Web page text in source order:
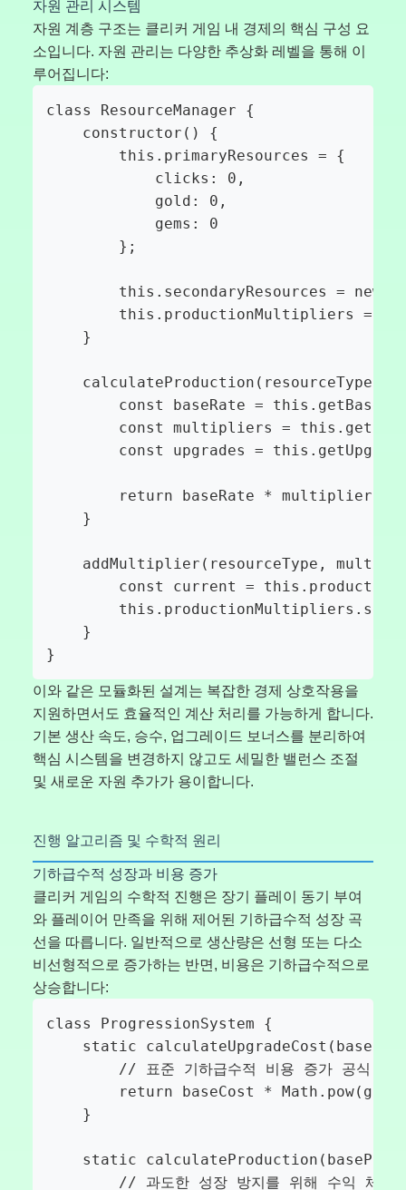
자원 관리 시스템
자원 계층 구조는 클리커 게임 내 경제의 핵심 구성 요
소입니다. 자원 관리는 다양한 추상화 레벨을 통해 이
루어집니다:
class ResourceManager {
    constructor() {
        this.primaryResources = {
            clicks: 0,
            gold: 0,
            gems: 0
        };
this.secondaryResources = new
this.productionMultipliers =
    }
    calculateProduction(resourceType) {
const baseRate =
const multipliers =
const upgrades =
return baseRate * multipliers *
    }
addMultiplier(resourceType,
const current =
    }
}
이와 같은 모듈화된 설계는 복잡한 경제 상호작용을
지원하면서도 효율적인 계산 처리를 가능하게 합니다.
기본 생산 속도, 승수, 업그레이드 보너스를 분리하여
핵심 시스템을 변경하지 않고도 세밀한 밸런스 조절
및 새로운 자원 추가가 용이합니다.
진행 알고리즘 및 수학적 원리
기하급수적 성장과 비용 증가
클리커 게임의 수학적 진행은 장기 플레이 동기 부여
와 플레이어 만족을 위해 제어된 기하급수적 성장 곡
선을 따릅니다. 일반적으로 생산량은 선형 또는 다소
비선형적으로 증가하는 반면, 비용은 기하급수적으로
상승합니다:
class ProgressionSystem {
static
        // 표준 기하급수적 비용 증가 공식
return baseCost *
    }
static
// 과도한 성장 방지를 위해 수익 체감